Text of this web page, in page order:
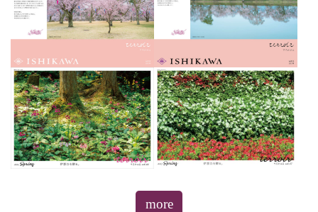
more